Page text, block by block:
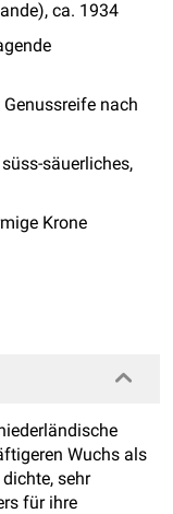
ca. 1934
nach
säuerliches,
Krone
Wuchs als
sehr
für ihre